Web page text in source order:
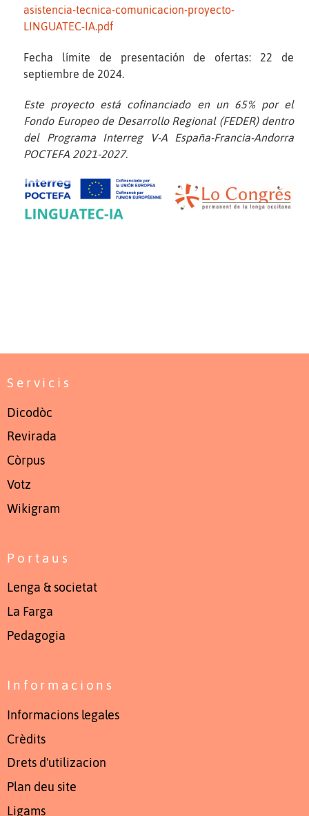
asistencia-tecnica-comunicacion-proyecto-
LINGUATEC-IA.pdf
Fecha límite de presentación de ofertas: 22 de
septiembre de 2024.
Este proyecto está cofinanciado en un 65% por el
Fondo Europeo de Desarrollo Regional (FEDER) dentro
del Programa Interreg V-A España-Francia-Andorra
POCTEFA 2021-2027.
Servicis
Dicodòc
Revirada
Còrpus
Votz
Wikigram
Portaus
Lenga & societat
La Farga
Pedagogia
Informacions
Informacions legales
Crèdits
Drets d'utilizacion
Plan deu site
Ligams